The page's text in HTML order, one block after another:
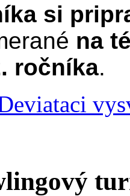
si
na
ročníka.